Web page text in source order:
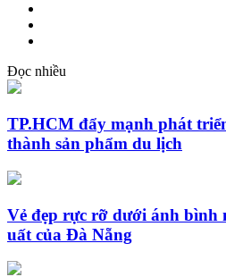
Đọc nhiều
TP.HCM đẩy mạnh phát
thành sản phẩm du lịch
Vẻ đẹp rực rỡ dưới ánh bình
uất của Đà Nẵng